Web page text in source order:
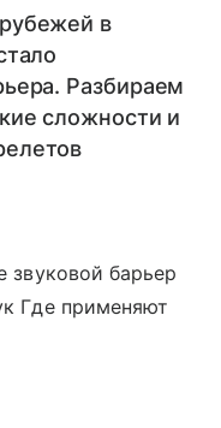
в
Разбираем
сложности и
звуковой барьер
Где применяют